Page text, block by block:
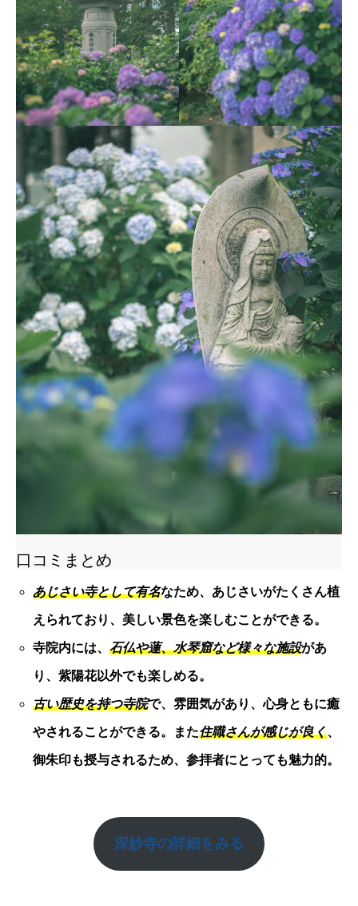
口コミまとめ
あじさい寺として有名なため、あじさいがたくさん植
えられており、美しい景色を楽しむことができる。
寺院内には、 石仏や蓮、水琴窟など様々な施設があ
り、紫陽花以外でも楽しめる。
古い歴史を持つ寺院で、雰囲気があり、心身ともに癒
やされることができる。また住職さんが感じが良く、
御朱印も授与されるため、参拝者にとっても魅力的。
深妙寺の詳細をみる